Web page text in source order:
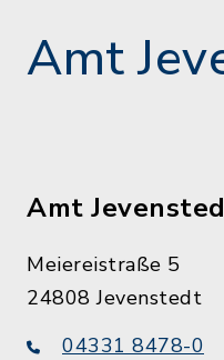
Amt
Amt
Meiereistraße 5
24808 Jevenstedt
04331 8478-0